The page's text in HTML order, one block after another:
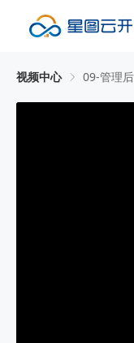
视频中心 09-管理